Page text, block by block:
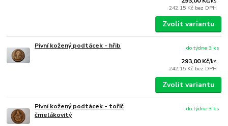
242,15 Kč bez DPH
Zvolit variantu
Pivní kožený podtácek - hřib
293,00 Kč/ks
242,15 Kč bez DPH
do týdne 3 ks
Zvolit variantu
Pivní kožený podtácek - tořič
čmelákovitý
do týdne 3 ks